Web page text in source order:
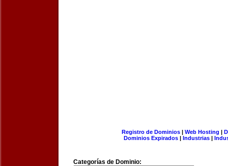
Registro de Dominios| Web Hosting |
Dominios Expirados | Industrias |
Categorías de Dominio: